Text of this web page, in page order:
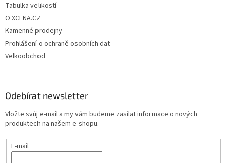
Tabulka velikostí
O XCENA.CZ
Kamenné prodejny
Prohlášení o ochraně osobních dat
Velkoobchod
Odebírat newsletter
Vložte svůj e-mail a my vám budeme zasílat informace o nových
produktech na našem e-shopu.
E-mail